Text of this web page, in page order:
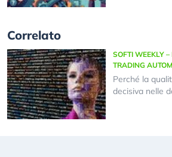
Correlato
SOFTI WEEKLY
TRADING
Perché la
decisiva nelle